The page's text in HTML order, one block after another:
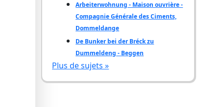
Arbeiterwohnung - Maison ouvrière -
Compagnie Générale des Ciments,
Dommeldange
De Bunker bei der Bréck zu
Dummeldeng - Beggen
Plus de sujets »